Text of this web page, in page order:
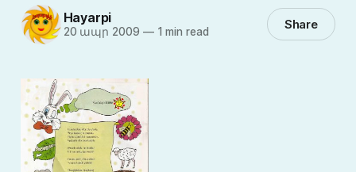
Hayarpi
20 ապր 2009 —1 min read Share